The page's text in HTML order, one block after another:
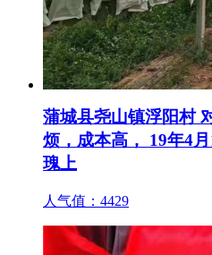
蒲城县尧山镇浮阳村
烦，成本高， 19年4
瑰上
人气值： 4429